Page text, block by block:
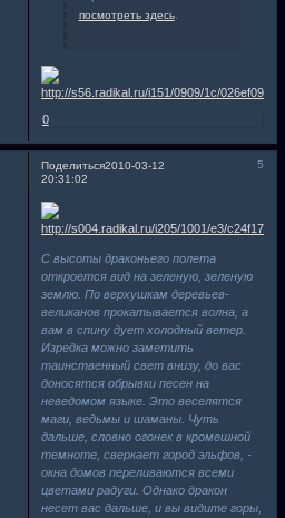
посмотреть здесь.
0
Поделиться 5
2010-03-12
20:31:02
С высоты драконьего полета
откроется вид на зеленую, зеленую
землю. По верхушкам деревьев-
великанов прокатывается волна, а
вам в спину дует холодный ветер.
Изредка можно заметить
таинственный свет внизу, до вас
доносятся обрывки песен на
неведомом языке. Это веселятся
маги, ведьмы и шаманы. Чуть
дальше, словно огонек в кромешной
темноте, сверкает город эльфов, -
окна домов переливаются всеми
цветами радуги. Однако дракон
несет вас дальше, и вы видите горы,